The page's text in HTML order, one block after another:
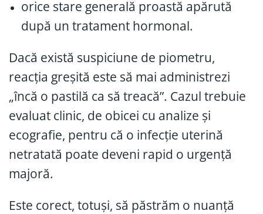
orice stare generală proastă apărută
după un tratament hormonal.
Dacă există suspiciune de piometru,
reacția greșită este să mai administrezi
„încă o pastilă ca să treacă”. Cazul trebuie
evaluat clinic, de obicei cu analize și
ecografie, pentru că o infecție uterină
netratată poate deveni rapid o urgență
majoră.
Este corect, totuși, să păstrăm o nuanță